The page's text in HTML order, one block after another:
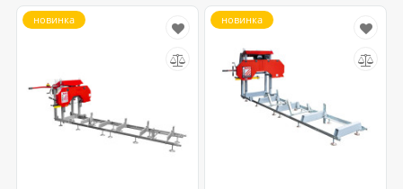
новинка новинка